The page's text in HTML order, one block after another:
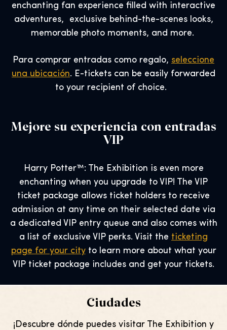
enchanting fan experience filled with interactive
adventures, exclusive behind-the-scenes looks,
memorable photo moments, and more.
Para comprar entradas como regalo, seleccione
una ubicación. E-tickets can be easily forwarded
to your recipient of choice.
Mejore su experiencia con entradas
VIP
Harry Potter™: The Exhibition is even more
enchanting when you upgrade to VIP! The VIP
ticket package allows ticket holders to receive
admission at any time on their selected date via
a dedicated VIP entry queue and also comes with
a list of exclusive VIP perks. Visit the ticketing
page for your cityto learn more about what your
VIP ticket package includes and get your tickets.
Ciudades
¡Descubre dónde puedes visitar The Exhibition y